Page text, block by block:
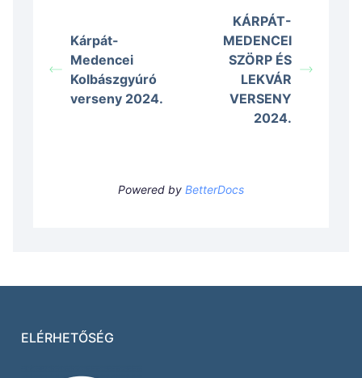
Kárpát-
Medencei
Kolbászgyúró
verseny 2024.
KÁRPÁT-
MEDENCEI
SZÖRP ÉS
LEKVÁR
VERSENY
2024.
Powered by BetterDocs
ELÉRHETŐSÉG